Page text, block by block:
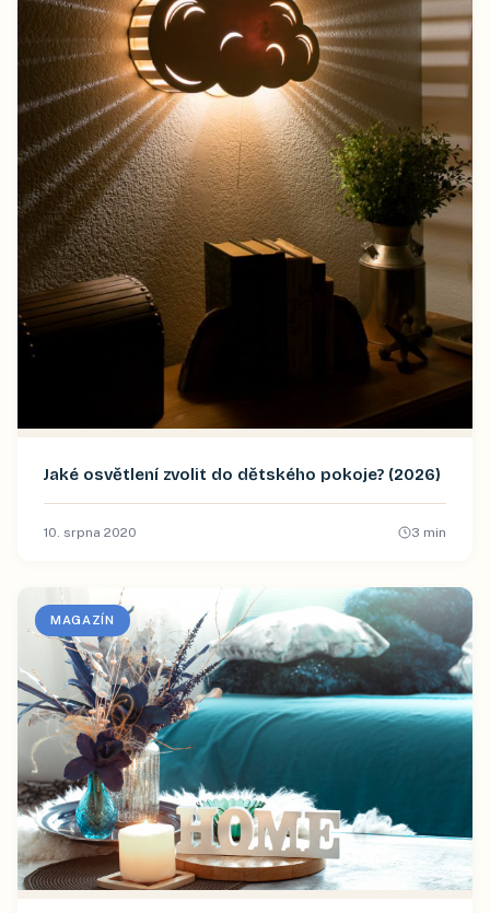
Jaké osvětlení zvolit do dětského pokoje? (2026)
10. srpna 2020 3 min
MAGAZÍN